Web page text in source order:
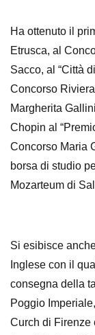
Ha ottenuto il
Etrusca, al
Sacco, al “Città
Concorso
Margherita
Chopin al
Concorso Maria
borsa di studio
Mozarteum di
Si esibisce
Inglese con il
consegna della
Poggio
Curch di Firenze